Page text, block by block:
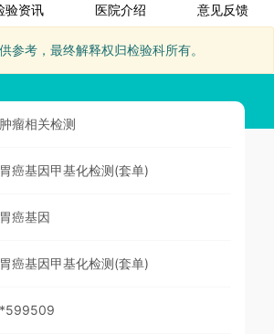
验资讯 医院介绍 意见反馈
参考，最终解释权归检验科所有。
肿瘤相关检测
胃癌基因甲基化检测(套单)
胃癌基因
胃癌基因甲基化检测(套单)
*599509